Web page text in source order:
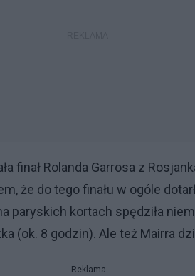
finał Rolanda Garrosa z
że do tego finału w ogóle
paryskich kortach spędziła
(ok. 8 godzin). Ale też Mairra
Reklama